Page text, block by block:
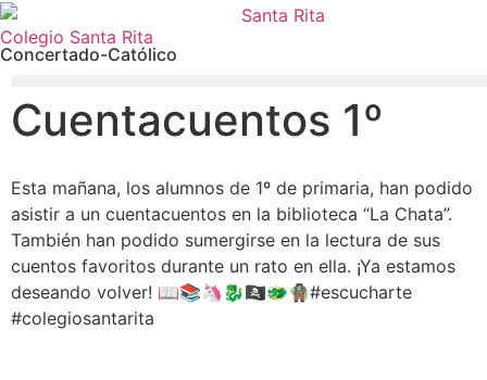
Colegio Santa Rita
Concertado-Católico
Cuentacuentos 1º
Esta mañana, los alumnos de 1º de primaria, han podido
asistir a un cuentacuentos en la biblioteca “La Chata”.
También han podido sumergirse en la lectura de sus
cuentos favoritos durante un rato en ella. ¡Ya estamos
deseando volver! 📖📚🦄🐉🏴‍☠️🐲🧌#escucharte
#colegiosantarita